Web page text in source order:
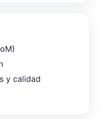
y calidad